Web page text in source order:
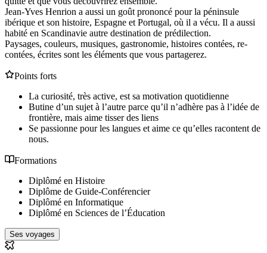
Jean-Yves Henrion a aussi un goût prononcé pour la péninsule
ibérique et son histoire, Espagne et Portugal, où il a vécu. Il a aussi
habité en Scandinavie autre destination de prédilection.
Paysages, couleurs, musiques, gastronomie, histoires contées, re-
contées, écrites sont les éléments que vous partagerez.
Points forts
La curiosité, très active, est sa motivation quotidienne
Butine d’un sujet à l’autre parce qu’il n’adhère pas à l’idée de
frontière, mais aime tisser des liens
Se passionne pour les langues et aime ce qu’elles racontent de
nous.
Formations
Diplômé en Histoire
Diplôme de Guide-Conférencier
Diplômé en Informatique
Diplômé en Sciences de l’Éducation
Ses voyages